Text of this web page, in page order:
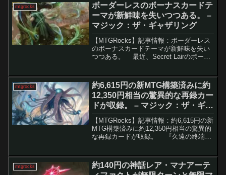
mtgrocks
ボーダーレスのボーナスカードテ
ーマが新鮮味を失いつつある。 –
マジック：ザ・ギャザリング
【MTGRocks】記事情報：ボーダーレス
のボーナスカードテーマが新鮮味を失い
つつある。 最近、Secret Lairのボーナ
を大幅に改善した結果、これらのボー
ナ...
mtgrocks
約6,615円の新MTG構築済みに約
12,350円相当の驚異的な再録カー
ドが収録。 – マジック：ザ・ギャ
ザリング
【MTGRocks】記事情報：約6,615円の新
MTG構築済みに約12,350円相当の驚異的
な再録カードが収録。 『久遠の終端』
す。その理由の一つは、極めて高い再...
mtgrocks
約140円の神話レア・マナアーテ